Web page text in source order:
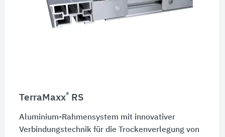
TerraMaxx® RS
Aluminium-Rahmensystem mit innovativer
Verbindungstechnik für die Trockenverlegung von